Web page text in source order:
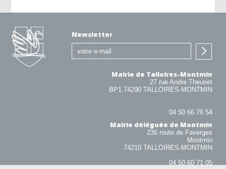
Newsletter
Mairie de Talloires-Montmin
27 rue Andre Theuriet
BP1 74290 TALLOIRES-MONTMIN
04 50 66 76 54
Mairie déléguée de Montmin
236 route de Faverges
Montmin
74210 TALLOIRES-MONTMIN
04 50 60 71 05